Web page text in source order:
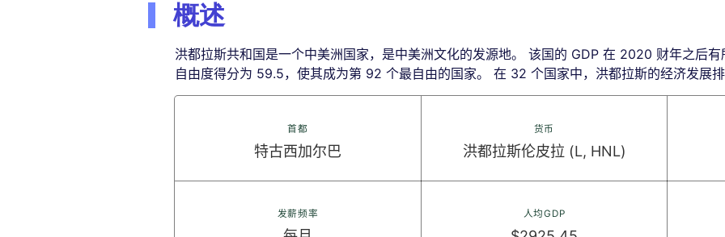
概述
洪都拉斯共和国是一个中美洲国家，是中美洲文化的发源地。 该国的 GDP 在 2020 财年之后
自由度得分为 59.5，使其成为第 92 个最自由的国家。 在 32 个国家中，洪都拉斯的经济发展
首都
特古西加尔巴
货币
洪都拉斯伦皮拉 (L, HNL)
发薪频率 人均GDP